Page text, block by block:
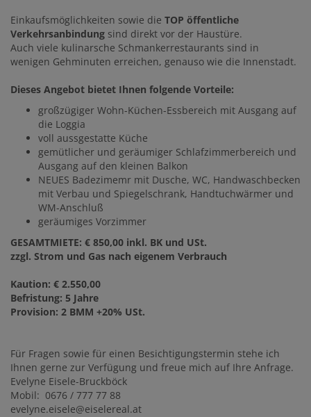
Einkaufsmöglichkeiten sowie die TOP öffentliche
Verkehrsanbindung sind direkt vor der Haustüre.
Auch viele kulinarsche Schmankerrestaurants sind in
wenigen Gehminuten erreichen, genauso wie die Innenstadt.
Dieses Angebot bietet Ihnen folgende Vorteile:
großzügiger Wohn-Küchen-Essbereich mit Ausgang auf
die Loggia
voll aussgestatte Küche
gemütlicher und geräumiger Schlafzimmerbereich und
Ausgang auf den kleinen Balkon
NEUES Badezimemr mit Dusche, WC, Handwaschbecken
mit Verbau und Spiegelschrank, Handtuchwärmer und
WM-Anschluß
geräumiges Vorzimmer
GESAMTMIETE: € 850,00 inkl. BK und USt.
zzgl. Strom und Gas nach eigenem Verbrauch
Kaution: € 2.550,00
Befristung: 5 Jahre
Provision: 2 BMM +20% USt.
Für Fragen sowie für einen Besichtigungstermin stehe ich
Ihnen gerne zur Verfügung und freue mich auf Ihre Anfrage.
Evelyne Eisele-Bruckböck
Mobil: 0676 / 777 77 88
evelyne.eisele@eiselereal.at